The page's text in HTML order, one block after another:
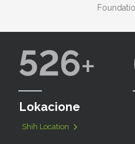
526
Lokacione
Shih Location